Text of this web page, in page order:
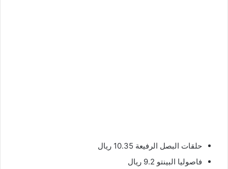
حلقات البصل الرفيعة 10.35 ريال
فاصوليا البينتو 9.2 ريال